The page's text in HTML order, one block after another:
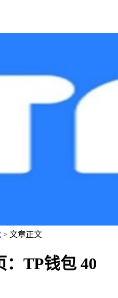
> 文章正文
TP钱包 40